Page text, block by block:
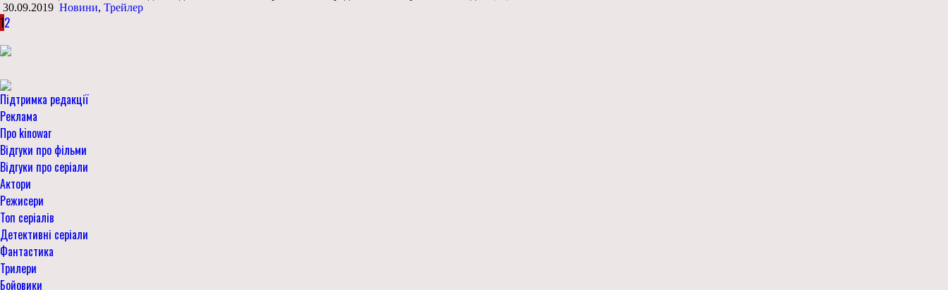
30.09.2019 Новини, Трейлер
12
Підтримка редакції
Реклама
Про kinowar
Відгуки про фільми
Відгуки про серіали
Актори
Режисери
Топ серіалів
Детективні серіали
Фантастика
Трилери
Бойовики